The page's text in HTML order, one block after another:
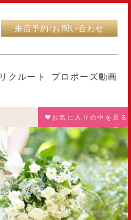
来店予約/お問い合わせ
リクルート プロポーズ動画
♥お気に入りの中を見る